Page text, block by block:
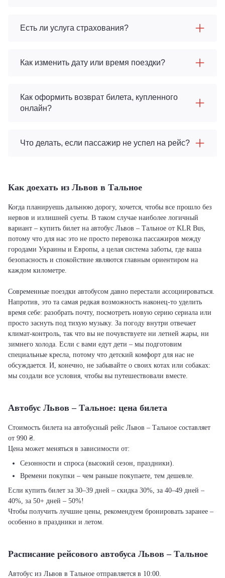
Есть ли услуга страхования?
Как изменить дату или время поездки?
Как оформить возврат билета, купленного
онлайн?
Что делать, если пассажир не успел на рейс?
Как доехать из Львов в Тальное
Когда планируешь дальнюю дорогу, хочется, чтобы все прошло без
нервов и излишней суеты. В таком случае наиболее логичный
вариант – купить билет на автобус Львов – Тальное от KLR Bus,
потому что для нас это не просто перевозка пассажиров между
городами Украины и Европы, а целая система заботы, где ваша
безопасность и спокойствие являются главным ориентиром на
каждом километре.
Современные поездки автобусом давно перестали ассоциироваться.
Напротив, это та самая редкая возможность наконец-то уделить
время себе: разобрать почту, посмотреть новую серию сериала или
просто заснуть под тихую музыку. За погоду внутри отвечает
климат-контроль, так что вы не почувствуете ни летней жары, ни
зимнего холода. Если с вами едут дети – мы подготовим
специальные кресла, потому что детский комфорт для нас не
обсуждается. И, конечно, не забывайте о своих котах или собаках:
мы создали все условия, чтобы вы путешествовали вместе.
Автобус Львов – Тальное: цена билета
Стоимость билета на автобусный рейс Львов – Тальное составляет
от 990 ₴.
Цена может меняться в зависимости от:
Сезонности и спроса (высокий сезон, праздники).
Времени покупки – чем раньше покупаете, тем дешевле.
Если купить билет за 30–39 дней – скидка 30%, за 40–49 дней –
40%, за 50+ дней – 50%!
Чтобы получить лучшие цены, рекомендуем бронировать заранее –
особенно в праздники и летом.
Расписание рейсового автобуса Львов – Тальное
Автобус из Львов в Тальное отправляется в 10:00.